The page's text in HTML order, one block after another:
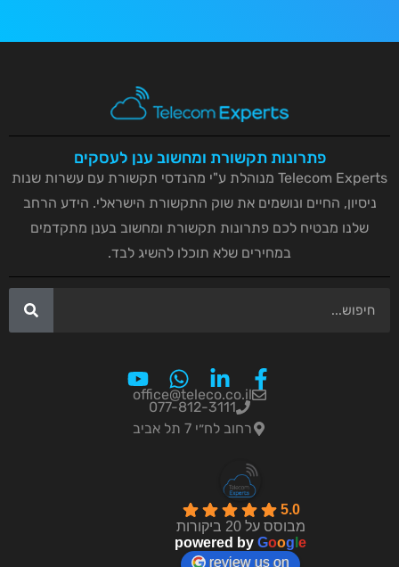
פתרונות תקשורת ומחשוב ענן לעסקים
Telecom Experts מנוהלת ע"י מהנדסי תקשורת עם עשרות שנות
ניסיון, החיים ונושמים את שוק התקשורת הישראלי. הידע הרחב
שלנו מבטיח לכם פתרונות תקשורת ומחשוב בענן מתקדמים
במחירים שלא תוכלו להשיג לבד.
5.0
מבוסס על 20 ביקורות
powered by Goog e
review us on
רחוב לח״י 7 תל אביב
077-812-3111
office@teleco.co.il